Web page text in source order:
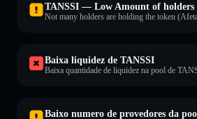
TANSSI — Low Amount of holders
Not many holders are holding the token
Baixa liquidez de TANSSI
Baixa quantidade de liquidez na pool de
Baixo numero de provedores da